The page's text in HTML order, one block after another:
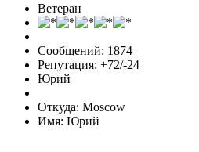
Ветеран
Сообщений: 1874
Репутация: +72/-24
Юрий
Откуда: Moscow
Имя: Юрий